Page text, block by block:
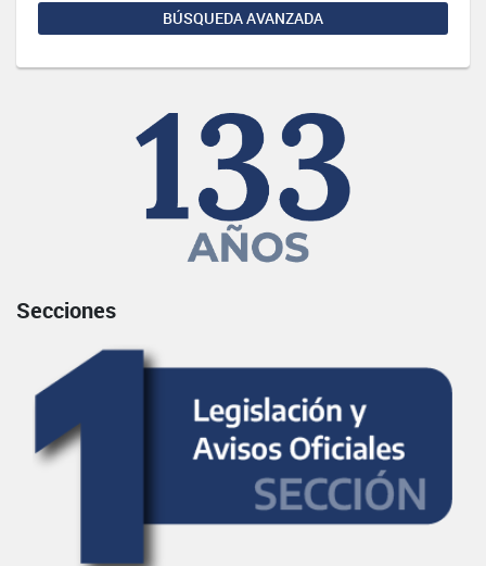
BÚSQUEDA AVANZADA
Secciones